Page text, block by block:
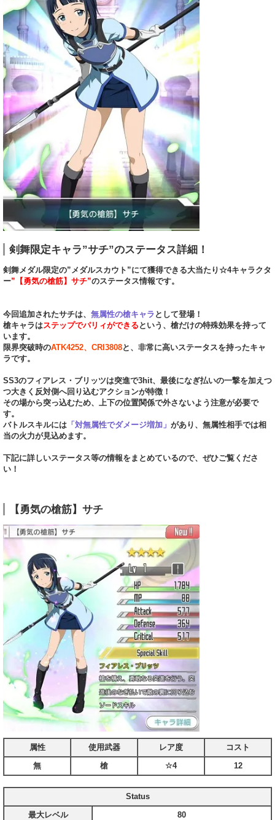
剣舞限定キャラ”サチ”のステータス詳細！
剣舞メダル限定の”メダルスカウト”にて獲得できる大当たり☆4キャラクタ
ー”【勇気の槍筋】サチ”のステータス情報です。
今回追加されたサチは、 無属性の槍キャラ として登場！
槍キャラはステップでパリィができる という、槍だけの特殊効果を持って
います。
限界突破時のATK4252、CRI3808と、非常に高いステータスを持ったキャ
ラです。
SS3のフィアレス・ブリッツは突進で3hit、最後になぎ払いの一撃を加えつ
つ大きく反対側へ回り込むアクションが特徴！
その場から突っ込むため、上下の位置関係で外さないよう注意が必要で
す。
バトルスキルには 「対無属性でダメージ増加」 があり、無属性相手では相
当の火力が見込めます。
下記に詳しいステータス等の情報をまとめているので、ぜひご覧くださ
い！
【勇気の槍筋】サチ
属性 使用武器 レア度
コスト
無
槍 ☆4 12
Status
最大レベル
80